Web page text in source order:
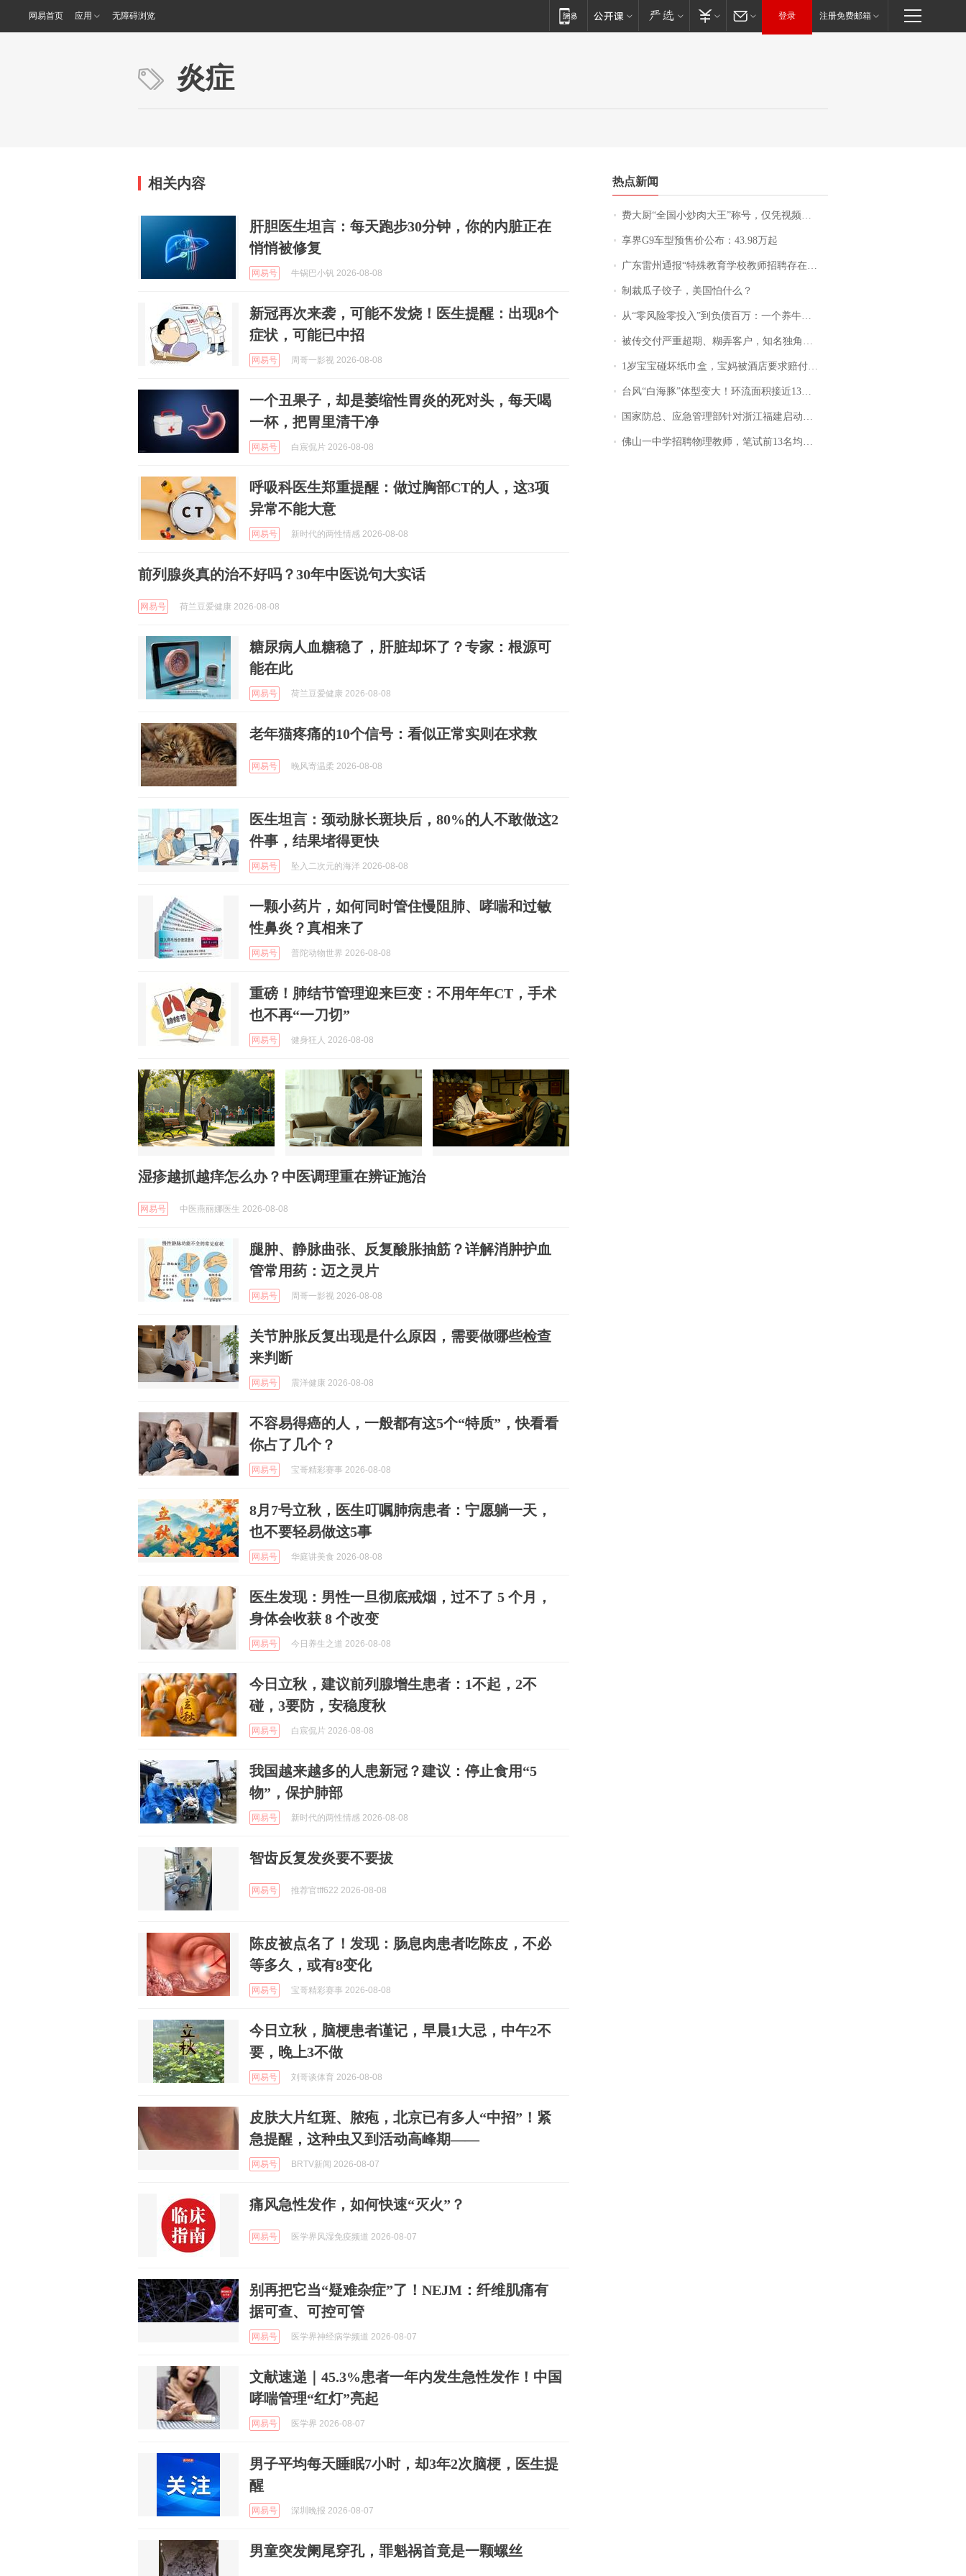
网易首页 应用 无障碍浏览 登录 注册免费邮箱
炎症
相关内容
肝胆医生坦言：每天跑步30分钟，你的内脏正在
悄悄被修复
网易号 牛锅巴小钒 2026-08-08
新冠再次来袭，可能不发烧！医生提醒：出现8个
症状，可能已中招
网易号 周哥一影视 2026-08-08
一个丑果子，却是萎缩性胃炎的死对头，每天喝
一杯，把胃里清干净
网易号 白宸侃片 2026-08-08
呼吸科医生郑重提醒：做过胸部CT的人，这3项
异常不能大意
网易号 新时代的两性情感 2026-08-08
前列腺炎真的治不好吗？30年中医说句大实话
网易号 荷兰豆爱健康 2026-08-08
糖尿病人血糖稳了，肝脏却坏了？专家：根源可
能在此
网易号 荷兰豆爱健康 2026-08-08
老年猫疼痛的10个信号：看似正常实则在求救
网易号 晚风寄温柔 2026-08-08
医生坦言：颈动脉长斑块后，80%的人不敢做这2
件事，结果堵得更快
网易号 坠入二次元的海洋 2026-08-08
一颗小药片，如何同时管住慢阻肺、哮喘和过敏
性鼻炎？真相来了
网易号 普陀动物世界 2026-08-08
重磅！肺结节管理迎来巨变：不用年年CT，手术
也不再“一刀切”
网易号 健身狂人 2026-08-08
湿疹越抓越痒怎么办？中医调理重在辨证施治
网易号 中医燕丽娜医生 2026-08-08
腿肿、静脉曲张、反复酸胀抽筋？详解消肿护血
管常用药：迈之灵片
网易号 周哥一影视 2026-08-08
关节肿胀反复出现是什么原因，需要做哪些检查
来判断
网易号 震洋健康 2026-08-08
不容易得癌的人，一般都有这5个“特质”，快看看
你占了几个？
网易号 宝哥精彩赛事 2026-08-08
8月7号立秋，医生叮嘱肺病患者：宁愿躺一天，
也不要轻易做这5事
网易号 华庭讲美食 2026-08-08
医生发现：男性一旦彻底戒烟，过不了 5 个月，
身体会收获 8 个改变
网易号 今日养生之道 2026-08-08
今日立秋，建议前列腺增生患者：1不起，2不
碰，3要防，安稳度秋
网易号 白宸侃片 2026-08-08
我国越来越多的人患新冠？建议：停止食用“5
物”，保护肺部
网易号 新时代的两性情感 2026-08-08
智齿反复发炎要不要拔
网易号 推荐官tff622 2026-08-08
陈皮被点名了！发现：肠息肉患者吃陈皮，不必
等多久，或有8变化
网易号 宝哥精彩赛事 2026-08-08
今日立秋，脑梗患者谨记，早晨1大忌，中午2不
要，晚上3不做
网易号 刘哥谈体育 2026-08-08
皮肤大片红斑、脓疱，北京已有多人“中招”！紧
急提醒，这种虫又到活动高峰期——
网易号 BRTV新闻 2026-08-07
痛风急性发作，如何快速“灭火”？
网易号 医学界风湿免疫频道 2026-08-07
别再把它当“疑难杂症”了！NEJM：纤维肌痛有
据可查、可控可管
网易号 医学界神经病学频道 2026-08-07
文献速递｜45.3%患者一年内发生急性发作！中国
哮喘管理“红灯”亮起
网易号 医学界 2026-08-07
男子平均每天睡眠7小时，却3年2次脑梗，医生提
醒
网易号 深圳晚报 2026-08-07
男童突发阑尾穿孔，罪魁祸首竟是一颗螺丝
热点新闻
费大厨“全国小炒肉大王”称号，仅凭视频评出？中国烹饪协会回应
享界G9车型预售价公布：43.98万起
广东雷州通报“特殊教育学校教师招聘存在违规行为”：已启动问责程序 副校长被停职
制裁瓜子饺子，美国怕什么？
从“零风险零投入”到负债百万：一个养牛项目崩盘后，谁该为农户的贷款买单丨红星调查
被传交付严重超期、糊弄客户，知名独角兽车企创始人回应：都没证据，将依法采取措施，“本人长期与美国交管局保持沟通，对方表示肯定”
1岁宝宝碰坏纸巾盒，宝妈被酒店要求赔付924元！三亚一酒店回复：骨瓷定制！网友一查价格，吵翻了
台风“白海豚”体型变大！环流面积接近13个浙江那么大
国家防总、应急管理部针对浙江福建启动防汛防台风四级应急响应
佛山一中学招聘物理教师，笔试前13名均遭淘汰？教育局：已叫停招聘，成立调查组全面核查